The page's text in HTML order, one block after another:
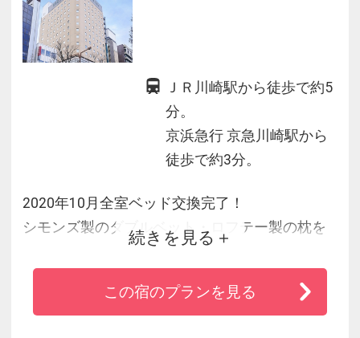
ＪＲ川崎駅から徒歩で約5
分。
京浜急行 京急川崎駅から
徒歩で約3分。
2020年10月全室ベッド交換完了！
シモンズ製のダブルベット・ロフテー製の枕を
採用し、快適且つゆっくりお寛ぎいただけるワ
ンランク上の空間作り。
JR川崎駅・京急川崎駅どちらも徒歩5分で羽田・
続きを見る
この宿のプランを見る